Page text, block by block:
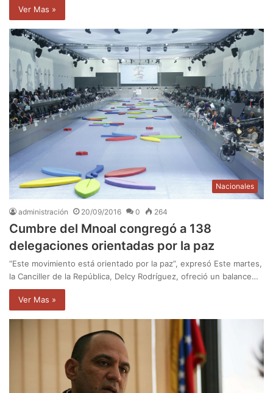
Ver Mas »
Nacionales
administración 20/09/2016 0 264
Cumbre del Mnoal congregó a 138
delegaciones orientadas por la paz
“Este movimiento está orientado por la paz”, expresó Este martes,
la Canciller de la República, Delcy Rodríguez, ofreció un balance…
Ver Mas »